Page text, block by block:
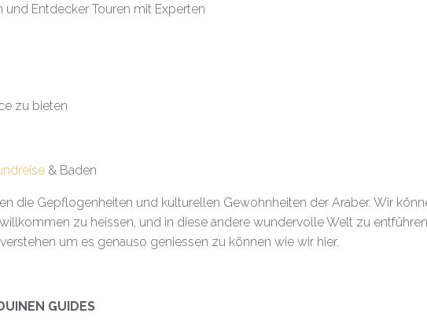
und Entdecker Touren mit Experten
zu bieten
& Baden
die Gepflogenheiten und kulturellen Gewohnheiten der Araber. Wir
zu heissen, und in diese andere wundervolle Welt zu
um es genauso geniessen zu können wie wir hier.
GUIDES